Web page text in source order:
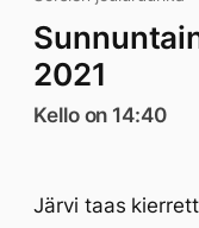
2021
Kello on 14:40
Järvi taas